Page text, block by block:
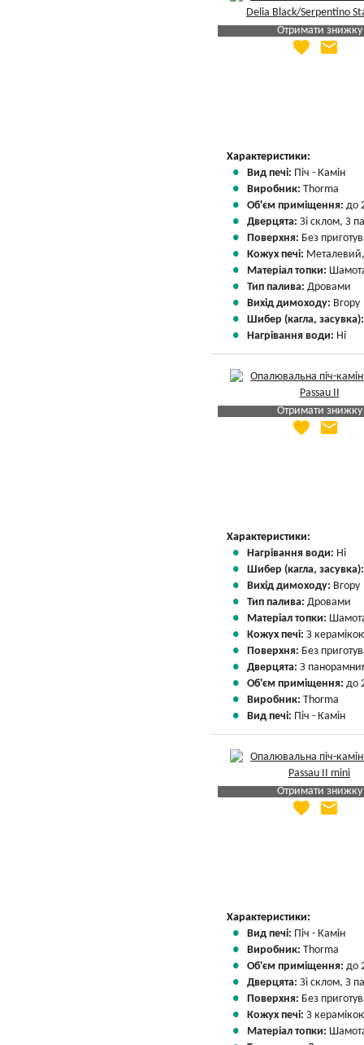
Отримати знижку
Яка Ваша ціна
favorite email
Характеристики:
Вид печі: Піч - Камін
Виробник: Thorma
Об'єм приміщення: до
Дверцята: Зі склом, З
Поверхня: Без
Кожух печі:
Матеріал топки:
Тип палива: Дровами
Вихід димоходу: Вгору
Шибер (кагла,
Нагрівання води: Ні
Отримати знижку
Яка Ваша ціна
favorite email
Характеристики:
Нагрівання води: Ні
Шибер (кагла,
Вихід димоходу: Вгору
Тип палива: Дровами
Матеріал топки:
Кожух печі: З
Поверхня: Без
Дверцята: З
Об'єм приміщення: до
Виробник: Thorma
Вид печі: Піч - Камін
Отримати знижку
Яка Ваша ціна
favorite email
Характеристики:
Вид печі: Піч - Камін
Виробник: Thorma
Об'єм приміщення: до
Дверцята: Зі склом, З
Поверхня: Без
Кожух печі: З
Матеріал топки: